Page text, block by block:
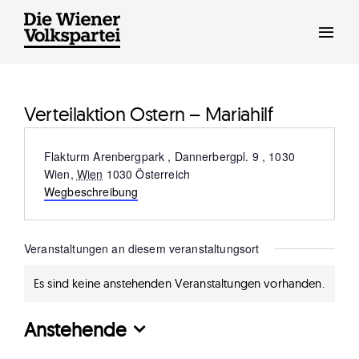
Inhalt
springen
Verteilaktion Ostern – Mariahilf
Adresse
Flakturm Arenbergpark , Dannerbergpl. 9 , 1030
Wien, Wien 1030 Österreich
Wegbeschreibung
Veranstaltungen an diesem veranstaltungsort
Hinweis
Es sind keine anstehenden Veranstaltungen vorhanden.
Anstehende